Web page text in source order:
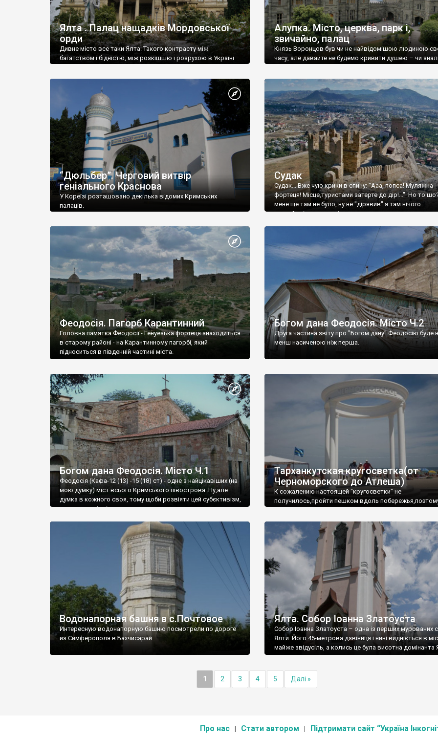
Ялта . Палац нащадків Мордовської
орди
Дивне місто все таки Ялта. Такого контрасту між
багатством і бідністю, між розкішшю і розрухою в Україні
Алупка. Місто, церква, парк і,
звичайно, палац
Князь Воронцов був чи не найвідомішою людиною
часу, але давайте не будемо кривити душею – чи
“Дюльбер”. Черговий витвір
геніального Краснова
У Кореїзі розташовано декілька відомих Кримських
палаців.
Судак
Судак... Вже чую крики в спину: "Ааа, попса! Муляжна
фортеця! Місце,туристами затерте до дір!..." Но то
мене ще там не було, ну не "дірявив" я там нічого...
принаймні до цього літа.
Феодосія. Пагорб Карантинний
Головна памятка Феодосії - Генуезька фортеця знаходиться
в старому районі - на Карантинному пагорбі, який
підноситься в південній частині міста.
Богом дана Феодосія. Місто Ч.2
Друга частина звіту про "Богом дану" Феодосію буде
менш насиченою ніж перша.
Богом дана Феодосія. Місто Ч.1
Феодосія (Кафа-12 (13) -15 (18) ст) - одне з найцікавіших (на
мою думку) міст всього Кримського півострова .Ну,але
думка в кожного своя, тому щоби розвіяти цей субєктивізм,
запрошую відвідати це
Тарханкутская кругосветка(от
Черноморского до Атлеша)
К сожалению настоящей "кругосветки" не
получилось,пройти пешком вдоль
Водонапорная башня в с.Почтовое
Интересную водонапорную башню посмотрели по дороге
из Симферополя в Бахчисарай.
Ялта. Собор Іоанна Златоуста
Собор Іоанна Златоуста – одна із перших мурованих
Ялти. Його 45-метрова дзвіниця і нині видніється в
майже звідусіль, а колись це була висотна домінанта
1 2 3 4 5 Далі »
Про нас Стати автором Підтримати сайт “Україна